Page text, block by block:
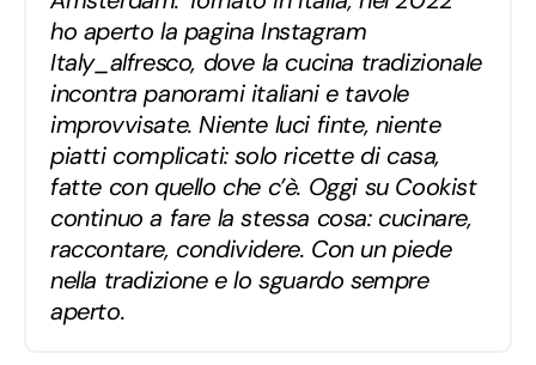
ho aperto la pagina Instagram
Italy_alfresco, dove la cucina tradizionale
incontra panorami italiani e tavole
improvvisate. Niente luci finte, niente
piatti complicati: solo ricette di casa,
fatte con quello che c’è. Oggi su Cookist
continuo a fare la stessa cosa: cucinare,
raccontare, condividere. Con un piede
nella tradizione e lo sguardo sempre
aperto.